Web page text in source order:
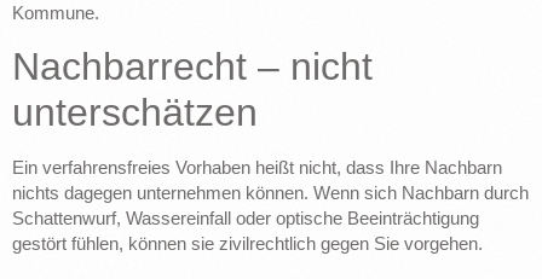
Kommune.
Nachbarrecht – nicht
unterschätzen
Ein verfahrensfreies Vorhaben heißt nicht, dass Ihre Nachbarn
nichts dagegen unternehmen können. Wenn sich Nachbarn durch
Schattenwurf, Wassereinfall oder optische Beeinträchtigung
gestört fühlen, können sie zivilrechtlich gegen Sie vorgehen.